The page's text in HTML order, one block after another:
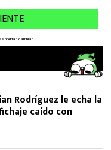
Rodríguez le echa la
caído con